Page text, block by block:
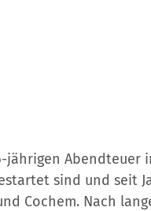
jährigen Abendteuer
sind und seit
Cochem. Nach